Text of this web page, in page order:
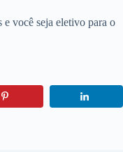
e você seja eletivo para o